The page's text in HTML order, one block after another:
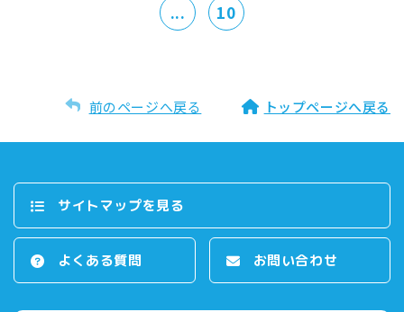
...
10
前のページへ戻る トップページへ戻る
サイトマップを⾒る
よくある質問 お問い合わせ